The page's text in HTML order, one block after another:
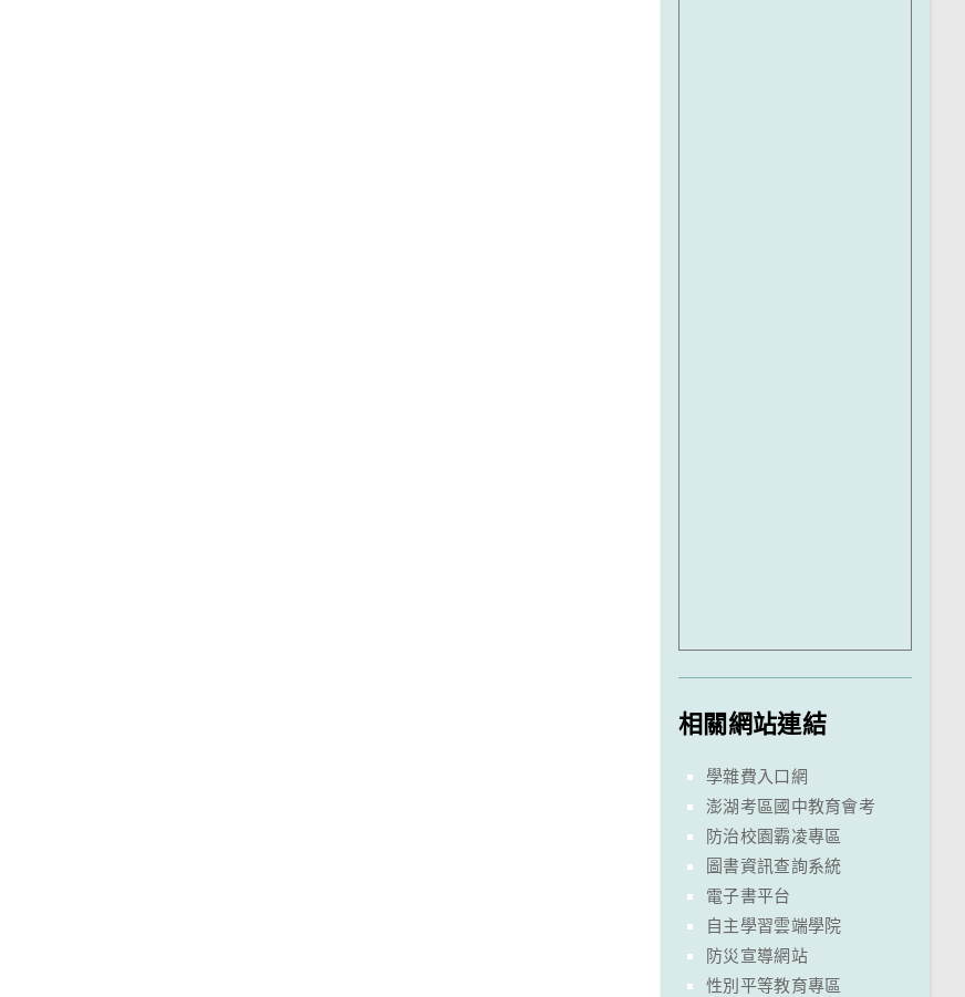
相關網站連結
學雜費入口網
澎湖考區國中教育會考
防治校園霸凌專區
圖書資訊查詢系統
電子書平台
自主學習雲端學院
防災宣導網站
性別平等教育專區